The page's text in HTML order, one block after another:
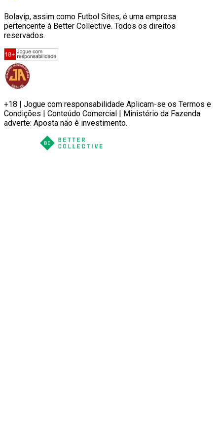
Bolavip, assim como Futbol Sites, é uma empresa
pertencente à Better Collective. Todos os direitos
reservados.
+18 | Jogue com responsabilidade Aplicam-se os Termos e
Condições | Conteúdo Comercial | Ministério da Fazenda
adverte: Aposta não é investimento.